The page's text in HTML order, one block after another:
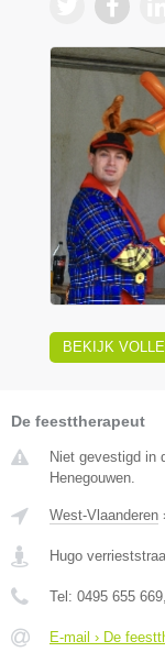
BEKIJK
De feesttherapeut
Niet gevestigd in
Henegouwen.
West-Vlaanderen
Hugo
Tel: 0495 655 669
E-mail › De